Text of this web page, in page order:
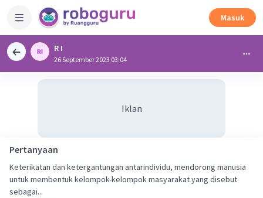
Masuk
R I
26 September 2023 03:04
Iklan
Pertanyaan
Keterikatan dan ketergantungan antarindividu, mendorong manusia
untuk membentuk kelompok-kelompok masyarakat yang disebut
sebagai...